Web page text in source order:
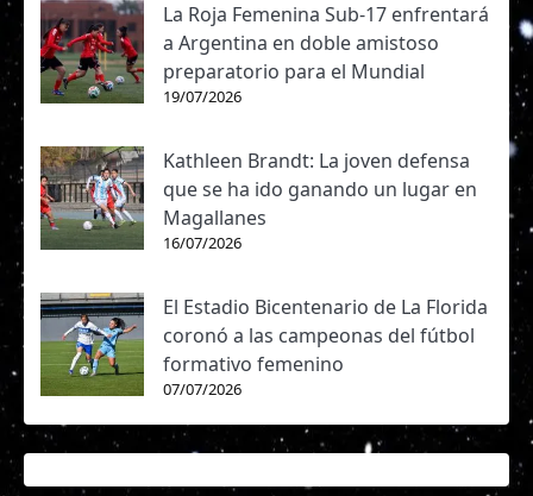
La Roja Femenina Sub-17 enfrentará
a Argentina en doble amistoso
preparatorio para el Mundial
19/07/2026
Kathleen Brandt: La joven defensa
que se ha ido ganando un lugar en
Magallanes
16/07/2026
El Estadio Bicentenario de La Florida
coronó a las campeonas del fútbol
formativo femenino
07/07/2026